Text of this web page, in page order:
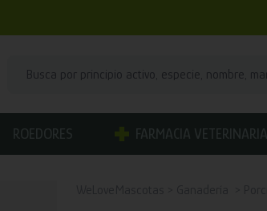
ROEDORES FARMACIA VETERINARIA